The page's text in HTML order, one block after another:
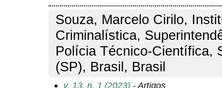
Souza, Marcelo Cirilo,
Criminalística,
Polícia Técnico-Científica,
(SP), Brasil, Brasil
v. 13, n. 1 (2023) - Artigos